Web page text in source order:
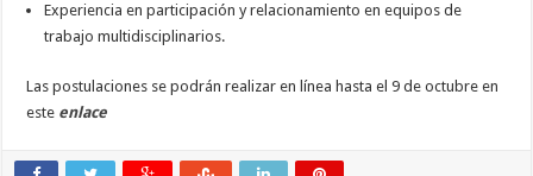
Experiencia en participación y relacionamiento en equipos de
trabajo multidisciplinarios.
Las postulaciones se podrán realizar en línea hasta el 9 de octubre en
este enlace